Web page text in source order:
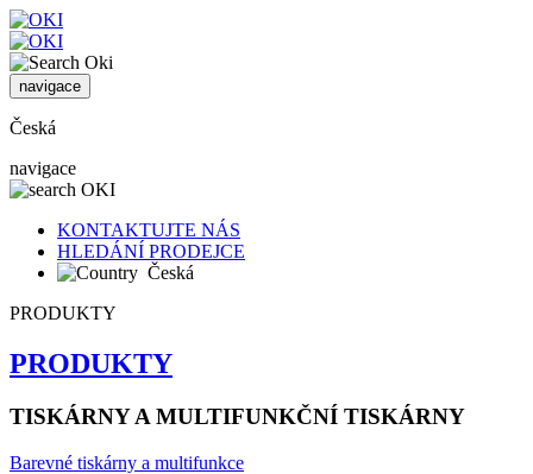
navigace
Česká
navigace
KONTAKTUJTE NÁS
HLEDÁNÍ PRODEJCE
Česká
PRODUKTY
PRODUKTY
TISKÁRNY A MULTIFUNKČNÍ TISKÁRNY
Barevné tiskárny a multifunkce